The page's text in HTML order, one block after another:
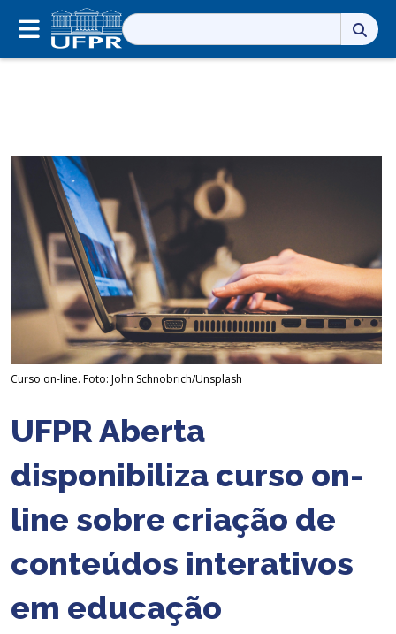
Pesquisar
por:
Curso on-line. Foto: John Schnobrich/Unsplash
UFPR Aberta
disponibiliza curso on-
line sobre criação de
conteúdos interativos
em educação